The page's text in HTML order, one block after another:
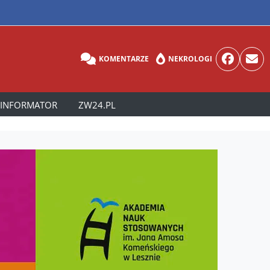
KOMENTARZE NEKROLOGI
INFORMATOR ZW24.PL